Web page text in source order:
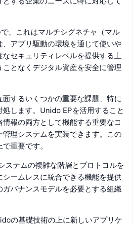
、これはマルチシグネチャ（マル
アプリ駆動の環境を通じて使いや
セキュリティレベルを提供する上
となくデジタル資産を安全に管理
するいくつかの重要な課題、特に
します。Unido EPを活用すること
報の両方として機能する重要なコ
理システムを実装できます。この
重要です。
ステムの複雑な階層とプロトコルを
ームレスに統合できる機能を提供
バナンスモデルを必要とする組織
の基礎技術の上に新しいアプリケ